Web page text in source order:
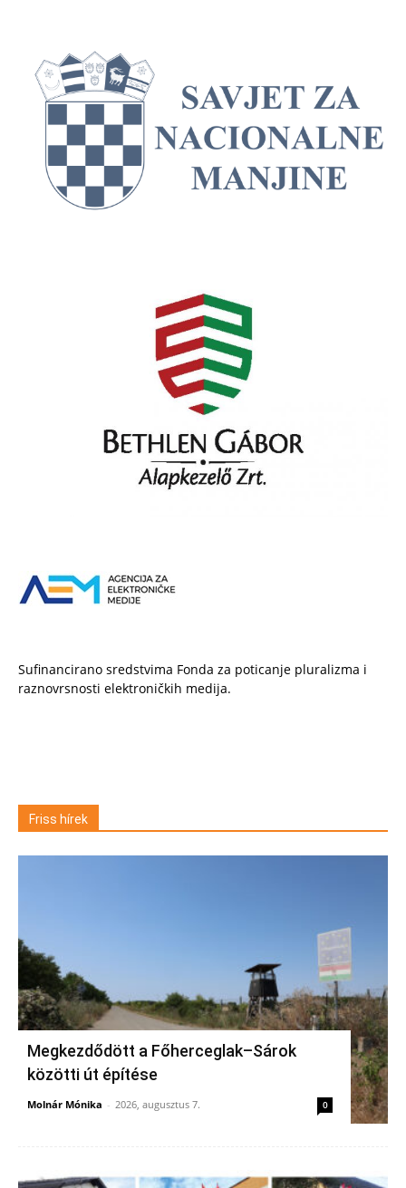
Sufinancirano sredstvima Fonda za poticanje pluralizma i
raznovrsnosti elektroničkih medija.
Friss hírek
Megkezdődött a Főherceglak–Sárok
közötti út építése
Molnár Mónika - 2026, augusztus 7. 0